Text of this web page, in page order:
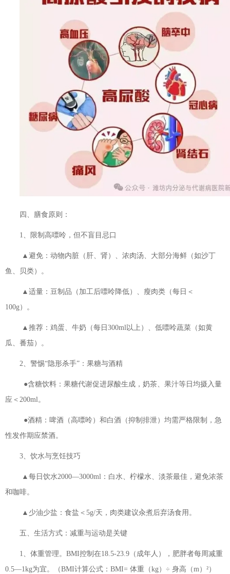
四、膳食原则：
1、限制高嘌呤，但不盲目忌口
▲避免：动物内脏（肝、肾）、浓肉汤、大部分海鲜（如沙丁
鱼、贝类）。
▲适量：豆制品（加工后嘌呤降低）、瘦肉类（每日＜
100g）。
▲推荐：鸡蛋、牛奶（每日300ml以上）、低嘌呤蔬菜（如黄
瓜、番茄）。
2、警惕“隐形杀手”：果糖与酒精
●含糖饮料：果糖代谢促进尿酸生成，奶茶、果汁等日均摄入量
应＜200ml。
●酒精：啤酒（高嘌呤）和白酒（抑制排泄）均需严格限制，急
性发作期应禁酒。
3、饮水与烹饪技巧
▲每日饮水2000—3000ml：白水、柠檬水、淡茶最佳，避免浓茶
和咖啡。
▲少油少盐：食盐＜5g/天，肉类建议汆煮后弃汤食用。
五、生活方式：减重与运动是关键
1、体重管理。BMI控制在18.5-23.9（成年人），肥胖者每周减重
0.5—1kg为宜。（BMI计算公式：BMI= 体重（kg）÷ 身高（m）²）